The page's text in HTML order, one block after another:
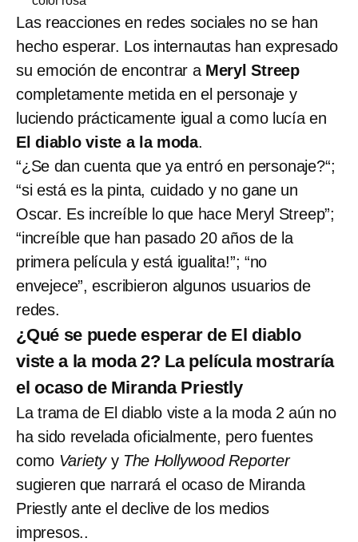
Las reacciones en redes sociales no se han
hecho esperar. Los internautas han expresado
su emoción de encontrar a Meryl Streep
completamente metida en el personaje y
luciendo prácticamente igual a como lucía en
El diablo viste a la moda.
“¿Se dan cuenta que ya entró en personaje?“;
“si está es la pinta, cuidado y no gane un
Oscar. Es increíble lo que hace Meryl Streep”;
“increíble que han pasado 20 años de la
primera película y está igualita!”; “no
envejece”, escribieron algunos usuarios de
redes.
¿Qué se puede esperar de El diablo
viste a la moda 2? La película mostraría
el ocaso de Miranda Priestly
La trama de El diablo viste a la moda 2 aún no
ha sido revelada oficialmente, pero fuentes
como Varietyy The Hollywood Reporter
sugieren que narrará el ocaso de Miranda
Priestly ante el declive de los medios
impresos..